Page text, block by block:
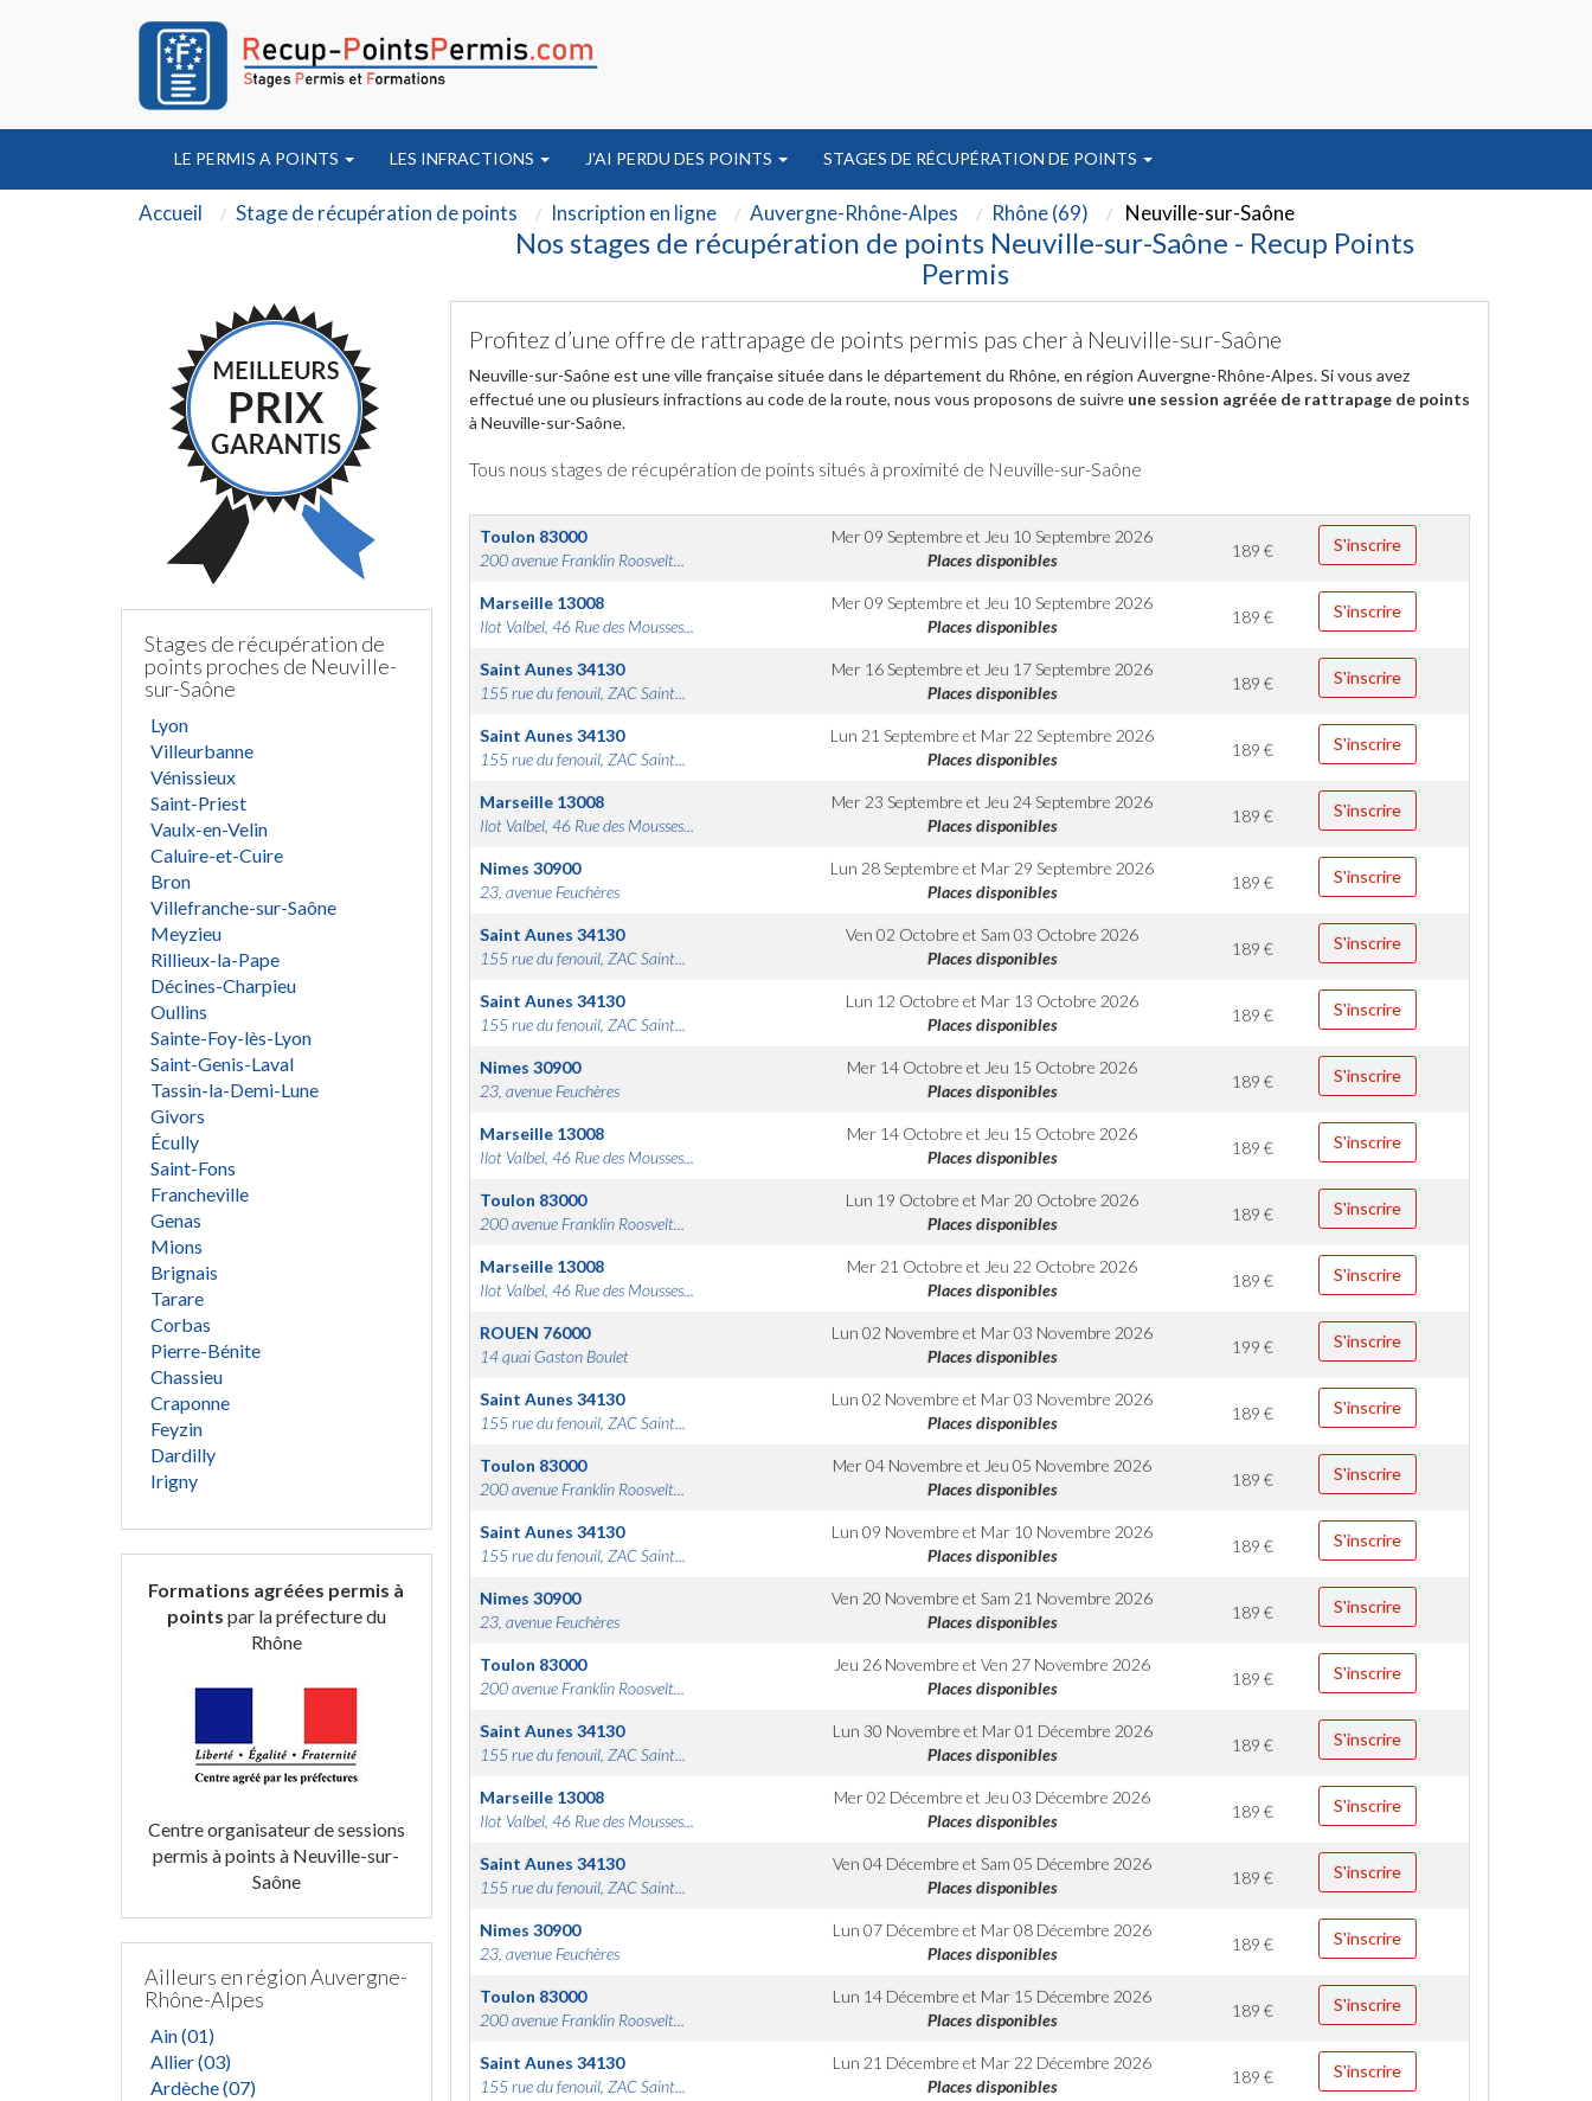
LE PERMIS A POINTS LES INFRACTIONS J'AI PERDU DES POINTS STAGES DE RÉCUPÉRATION DE POINTS
Accueil Stage de récupération de points Inscription en ligne Auvergne-Rhône-Alpes Rhône (69) Neuville-sur-Saône
Nos stages de récupération de points Neuville-sur-Saône - Recup Points
Permis
Stages de récupération de
points proches de Neuville-
sur-Saône
Lyon
Villeurbanne
Vénissieux
Saint-Priest
Vaulx-en-Velin
Caluire-et-Cuire
Bron
Villefranche-sur-Saône
Meyzieu
Rillieux-la-Pape
Décines-Charpieu
Oullins
Sainte-Foy-lès-Lyon
Saint-Genis-Laval
Tassin-la-Demi-Lune
Givors
Écully
Saint-Fons
Francheville
Genas
Mions
Brignais
Tarare
Corbas
Pierre-Bénite
Chassieu
Craponne
Feyzin
Dardilly
Irigny
Formations agréées permis à
points par la préfecture du
Rhône
Centre organisateur de sessions
permis à points à Neuville-sur-
Saône
Ailleurs en région Auvergne-
Rhône-Alpes
Ain (01)
Allier (03)
Ardèche (07)
Profitez d’une offre de rattrapage de points permis pas cher à Neuville-sur-Saône
Neuville-sur-Saône est une ville française située dans le département du Rhône, en région Auvergne-Rhône-Alpes. Si vous avez
effectué une ou plusieurs infractions au code de la route, nous vous proposons de suivre une session agréée de rattrapage de points
à Neuville-sur-Saône.
Tous nous stages de récupération de points situés à proximité de Neuville-sur-Saône
Toulon 83000
200 avenue Franklin Roosvelt...
Mer 09 Septembre et Jeu 10 Septembre 2026
Places disponibles
189€ S'inscrire
Marseille 13008
Ilot Valbel, 46 Rue des Mousses...
Mer 09 Septembre et Jeu 10 Septembre 2026
Places disponibles
189€ S'inscrire
Saint Aunes 34130
155 rue du fenouil, ZAC Saint...
Mer 16 Septembre et Jeu 17 Septembre 2026
Places disponibles
189€ S'inscrire
Saint Aunes 34130
155 rue du fenouil, ZAC Saint...
Lun 21 Septembre et Mar 22 Septembre 2026
Places disponibles
189€ S'inscrire
Marseille 13008
Ilot Valbel, 46 Rue des Mousses...
Mer 23 Septembre et Jeu 24 Septembre 2026
Places disponibles
189€ S'inscrire
Nimes 30900
23, avenue Feuchères
Lun 28 Septembre et Mar 29 Septembre 2026
Places disponibles
189€ S'inscrire
Saint Aunes 34130
155 rue du fenouil, ZAC Saint...
Ven 02 Octobre etSam 03 Octobre 2026
Places disponibles
189€ S'inscrire
Saint Aunes 34130
155 rue du fenouil, ZAC Saint...
Lun 12 Octobre et Mar 13 Octobre 2026
Places disponibles
189€ S'inscrire
Nimes 30900
23, avenue Feuchères
Mer 14 Octobre et Jeu 15 Octobre 2026
Places disponibles
189€ S'inscrire
Marseille 13008
Ilot Valbel, 46 Rue des Mousses...
Mer 14 Octobre et Jeu 15 Octobre 2026
Places disponibles
189€ S'inscrire
Toulon 83000
200 avenue Franklin Roosvelt...
Lun 19 Octobre et Mar 20 Octobre 2026
Places disponibles
189€ S'inscrire
Marseille 13008
Ilot Valbel, 46 Rue des Mousses...
Mer 21 Octobre et Jeu 22 Octobre 2026
Places disponibles
189€ S'inscrire
ROUEN 76000
14 quai Gaston Boulet
Lun 02 Novembre et Mar 03 Novembre 2026
Places disponibles
199€ S'inscrire
Saint Aunes 34130
155 rue du fenouil, ZAC Saint...
Lun 02 Novembre et Mar 03 Novembre 2026
Places disponibles
189€ S'inscrire
Toulon 83000
200 avenue Franklin Roosvelt...
Mer 04 Novembre et Jeu 05 Novembre 2026
Places disponibles
189€ S'inscrire
Saint Aunes 34130
155 rue du fenouil, ZAC Saint...
Lun 09 Novembre et Mar 10 Novembre 2026
Places disponibles
189€ S'inscrire
Nimes 30900
23, avenue Feuchères
Ven 20 Novembre etSam 21 Novembre 2026
Places disponibles
189€ S'inscrire
Toulon 83000
200 avenue Franklin Roosvelt...
Jeu 26 Novembre etVen 27 Novembre 2026
Places disponibles
189€ S'inscrire
Saint Aunes 34130
155 rue du fenouil, ZAC Saint...
Lun 30 Novembre et Mar 01 Décembre 2026
Places disponibles
189€ S'inscrire
Marseille 13008
Ilot Valbel, 46 Rue des Mousses...
Mer 02 Décembre et Jeu 03 Décembre 2026
Places disponibles
189€ S'inscrire
Saint Aunes 34130
155 rue du fenouil, ZAC Saint...
Ven 04 Décembre etSam 05 Décembre 2026
Places disponibles
189€ S'inscrire
Nimes 30900
23, avenue Feuchères
Lun 07 Décembre et Mar 08 Décembre 2026
Places disponibles
189€ S'inscrire
Toulon 83000
200 avenue Franklin Roosvelt...
Lun 14 Décembre et Mar 15 Décembre 2026
Places disponibles
189€ S'inscrire
Saint Aunes 34130
155 rue du fenouil, ZAC Saint...
Lun 21 Décembre et Mar 22 Décembre 2026
Places disponibles
189€ S'inscrire